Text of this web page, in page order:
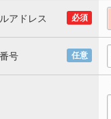
必須
アドレス
任意
号